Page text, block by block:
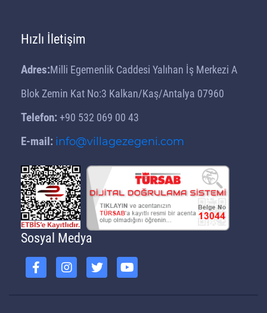
Hızlı İletişim
Adres:Milli Egemenlik Caddesi Yalıhan İş Merkezi A
Blok Zemin Kat No:3 Kalkan/Kaş/Antalya 07960
Telefon: +90 532 069 00 43
E-mail: info@villagezegeni.com
Sosyal Medya